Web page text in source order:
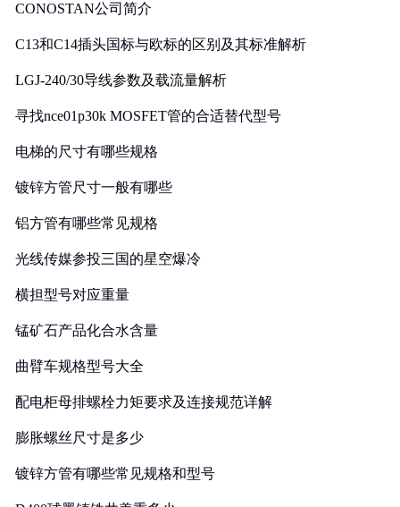
CONOSTAN公司简介
C13和C14插头国标与欧标的区别及其标准解析
LGJ-240/30导线参数及载流量解析
寻找nce01p30k MOSFET管的合适替代型号
电梯的尺寸有哪些规格
镀锌方管尺寸一般有哪些
铝方管有哪些常见规格
光线传媒参投三国的星空爆冷
横担型号对应重量
锰矿石产品化合水含量
曲臂车规格型号大全
配电柜母排螺栓力矩要求及连接规范详解
膨胀螺丝尺寸是多少
镀锌方管有哪些常见规格和型号